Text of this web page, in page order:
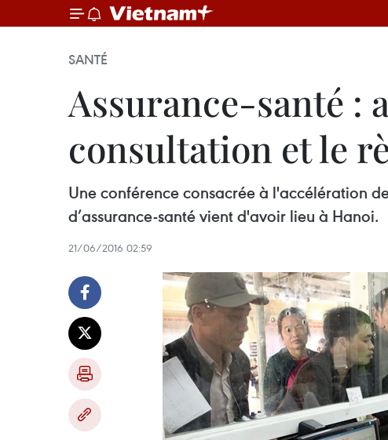
SANTÉ
Assurance-santé :
consultation et le
Une conférence consacrée à l'accélération
d’assurance-santé ​vient d'avoir lieu à Hanoi.
21/06/2016 02:59